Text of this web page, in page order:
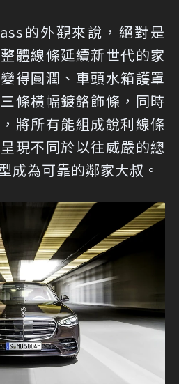
的外觀來說，絕對是
體線條延續新世代的家
得圓潤、車頭水箱護罩
條橫幅鍍鉻飾條，同時
將所有能組成銳利線條
現不同於以往威嚴的總
成為可靠的鄰家大叔。